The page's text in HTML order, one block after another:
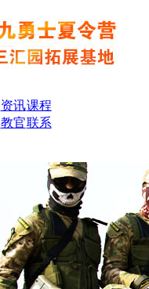
资讯课程
教官联系